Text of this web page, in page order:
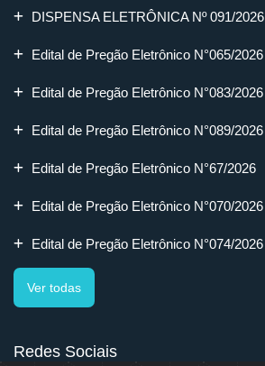
DISPENSA ELETRÔNICA Nº 091/2026
Edital de Pregão Eletrônico N°065/2026
Edital de Pregão Eletrônico N°083/2026
Edital de Pregão Eletrônico N°089/2026
Edital de Pregão Eletrônico N°67/2026
Edital de Pregão Eletrônico N°070/2026
Edital de Pregão Eletrônico N°074/2026
Ver todas
Redes Sociais